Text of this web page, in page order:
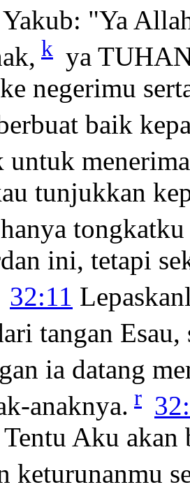
"Ya
k ya
negerimu
baik
tunjukkan
tongkatku
ini, tetapi
32:11
tangan Esau,
ia datang
anaknya. r
Aku akan
keturunanmu